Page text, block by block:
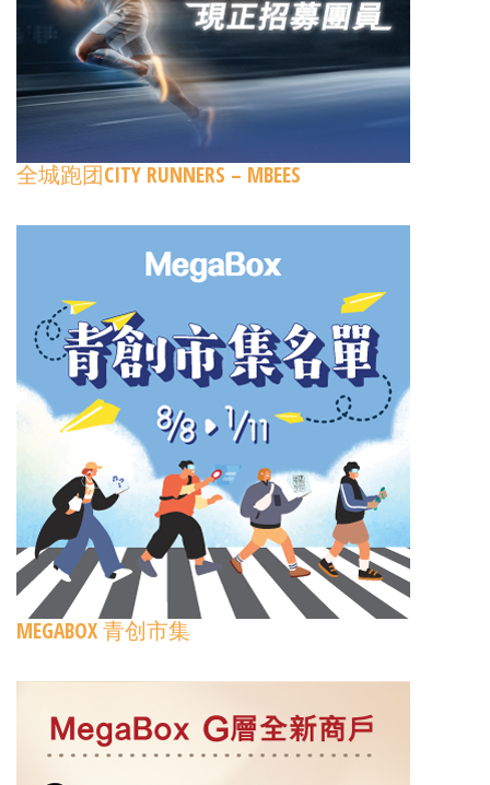
全城跑团CITY RUNNERS – MBEES
MEGABOX 青创市集